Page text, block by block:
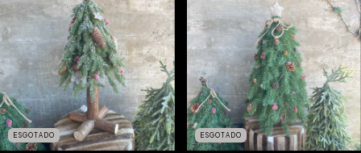
ESGOTADO ESGOTADO